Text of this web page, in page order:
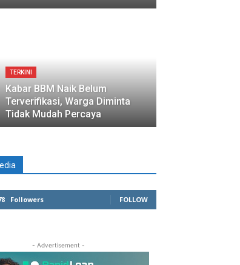
TERKINI
Kabar BBM Naik Belum
Terverifikasi, Warga Diminta
Tidak Mudah Percaya
Followers FOLLOW
- Advertisement -